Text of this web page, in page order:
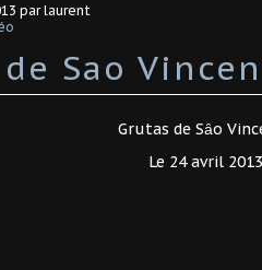
par laurent
Sao
Grutas de Sȃo
Le 24 avril 2013